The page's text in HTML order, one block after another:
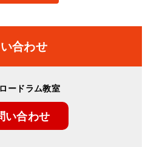
合わせ
ードラム教室
い合わせ